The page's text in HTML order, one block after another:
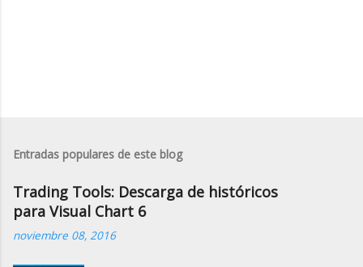
Entradas populares de este blog
Trading Tools: Descarga de históricos
para Visual Chart 6
noviembre 08, 2016